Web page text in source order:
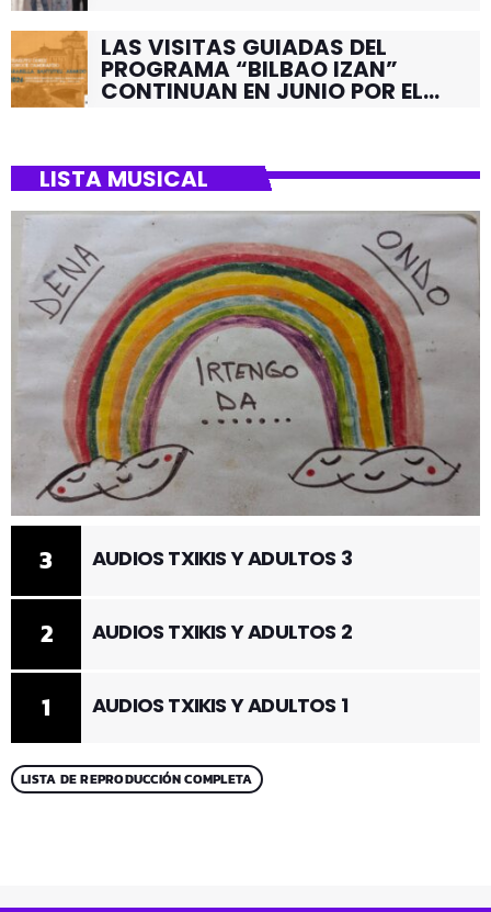
LAS VISITAS GUIADAS DEL
PROGRAMA “BILBAO IZAN”
CONTINUAN EN JUNIO POR EL
LISTA MUSICAL
1 AUDIOS TXIKIS Y ADULTOS 1
2 AUDIOS TXIKIS Y ADULTOS 2
3 AUDIOS TXIKIS Y ADULTOS 3
LISTA DE REPRODUCCIÓN COMPLETA